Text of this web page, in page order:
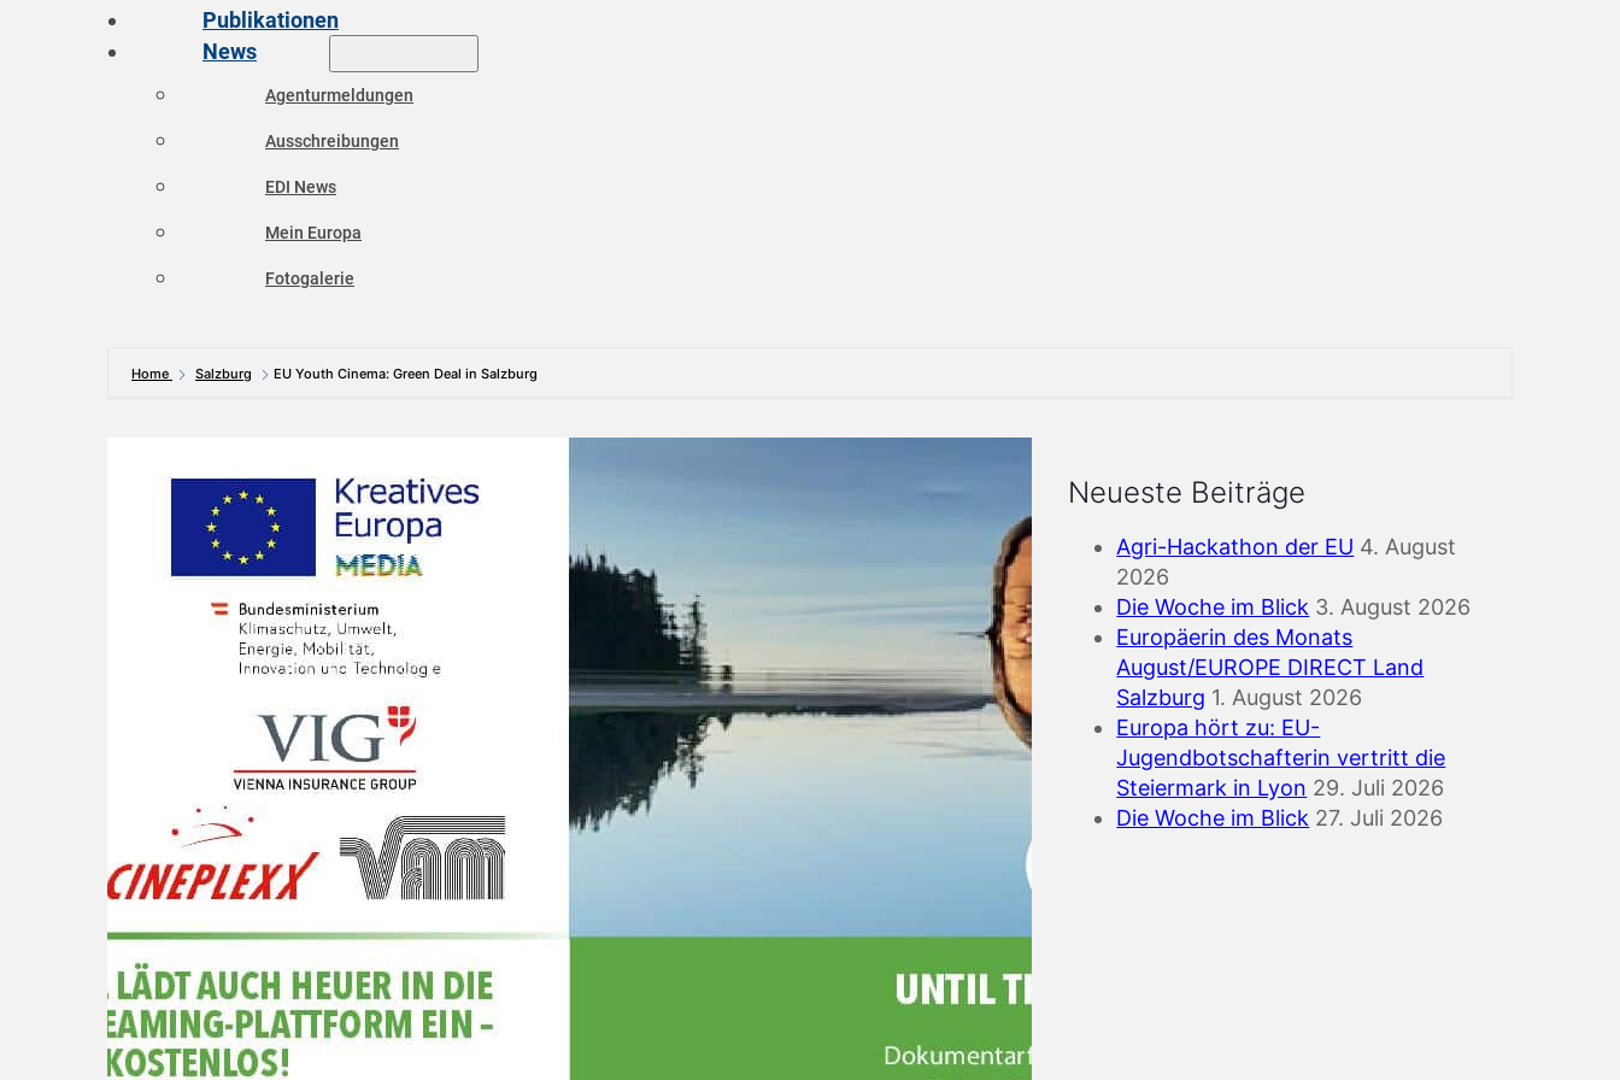
Publikationen
News
Agenturmeldungen
Ausschreibungen
EDI News
Mein Europa
Fotogalerie
Home Salzburg EU Youth Cinema: Green Deal in Salzburg
Neueste Beiträge
Agri-Hackathon der EU 4. August
2026
Die Woche im Blick 3. August 2026
Europäerin des Monats
August/EUROPE DIRECT Land
Salzburg 1. August 2026
Europa hört zu: EU-
Jugendbotschafterin vertritt die
Steiermark in Lyon 29. Juli 2026
Die Woche im Blick 27. Juli 2026